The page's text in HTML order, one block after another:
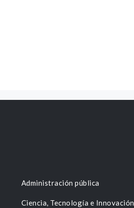
Administración pública
Ciencia, Tecnología e Innovación